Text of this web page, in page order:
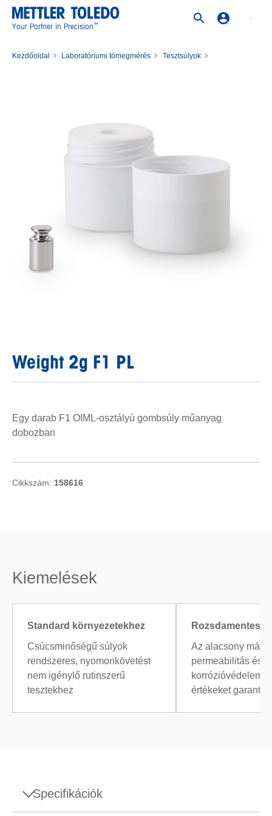
Your Partner in Precision™
Kezdőoldal Laboratóriumi tömegmérés
Tesztsúlyok
Weight 2g F1 PL
Egy darab F1 OIML-osztályú gombsúly műanyag
dobozban
Cikkszám: 158616
Kiemelések
Standard környezetekhez
Csúcsminőségű súlyok
rendszeres, nyomonkövetést
nem igénylő rutinszerű
tesztekhez
Rozsdamentes
Az alacsony
permeabilitás és
korrózióvédelem
értékeket garantál
Specifikációk